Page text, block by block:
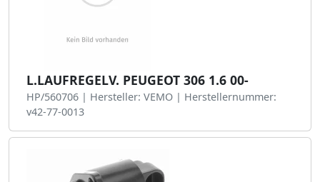
L.LAUFREGELV. PEUGEOT 306 1.6 00-
HP/560706 | Hersteller: VEMO | Herstellernummer:
v42-77-0013